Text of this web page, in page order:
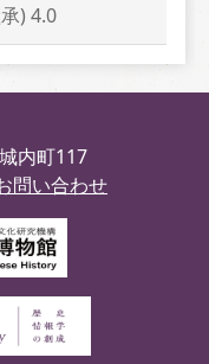
) 4.0
内町117
問い合わせ